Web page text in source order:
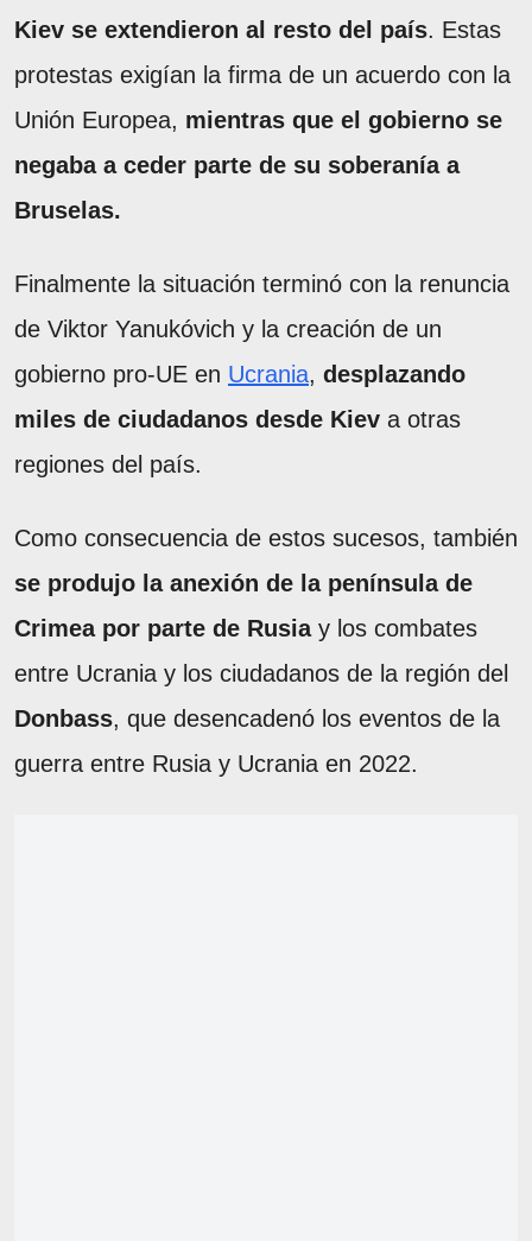
Kiev se extendieron al resto del país. Estas
protestas exigían la firma de un acuerdo con la
Unión Europea, mientras que el gobierno se
negaba a ceder parte de su soberanía a
Bruselas.
Finalmente la situación terminó con la renuncia
de Viktor Yanukóvich y la creación de un
gobierno pro-UE en Ucrania, desplazando
miles de ciudadanos desde Kiev a otras
regiones del país.
Como consecuencia de estos sucesos, también
se produjo la anexión de la península de
Crimea por parte de Rusiay los combates
entre Ucrania y los ciudadanos de la región del
Donbass, que desencadenó los eventos de la
guerra entre Rusia y Ucrania en 2022.